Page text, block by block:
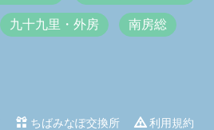
九十九里・外房 南房総
ちばみなぽ交換所 利用規約